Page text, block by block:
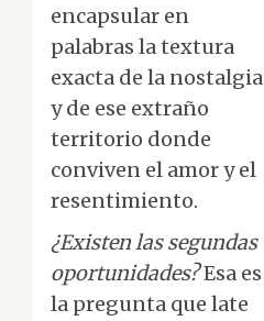
encapsular en
palabras la textura
exacta de la nostalgia
y de ese extraño
territorio donde
conviven el amor y el
resentimiento.
¿Existen las segundas
oportunidades?Esa es
la pregunta que late